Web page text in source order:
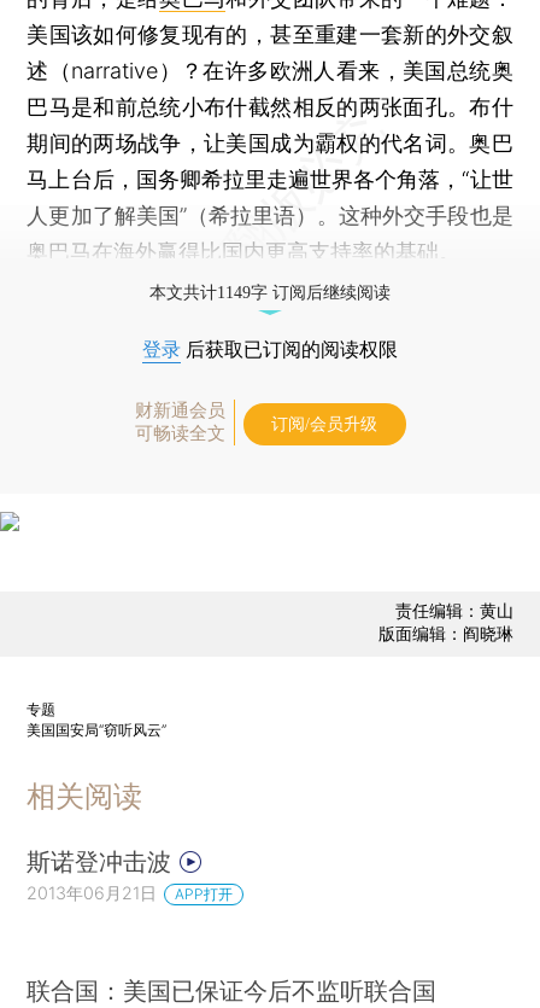
美国该如何修复现有的，甚至重建一套新的外交叙
述（narrative）？在许多欧洲人看来，美国总统奥
巴马是和前总统小布什截然相反的两张面孔。布什
期间的两场战争，让美国成为霸权的代名词。奥巴
马上台后，国务卿希拉里走遍世界各个角落，“让世
人更加了解美国”（希拉里语）。这种外交手段也是
奥巴马在海外赢得比国内更高支持率的基础。
本文共计1149字 订阅后继续阅读
登录 后获取已订阅的阅读权限
财新通会员
可畅读全文
订阅/会员升级
责任编辑：黄山
版面编辑：阎晓琳
专题
美国国安局“窃听风云”
相关阅读
斯诺登冲击波
2013年06月21日 APP打开
联合国：美国已保证今后不监听联合国